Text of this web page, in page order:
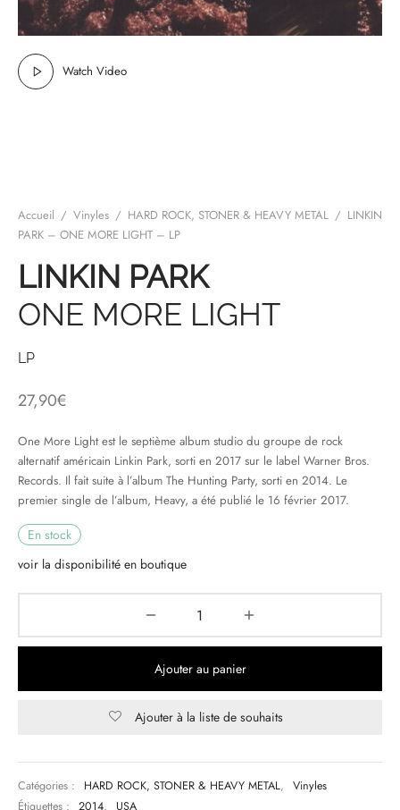
Watch Video
Accueil / Vinyles / HARD ROCK, STONER & HEAVY METAL / LINKIN
PARK – ONE MORE LIGHT – LP
LINKIN PARK
ONE MORE LIGHT
LP
27,90€
One More Light est le septième album studio du groupe de rock
alternatif américain Linkin Park, sorti en 2017 sur le label Warner Bros.
Records. Il fait suite à l’album The Hunting Party, sorti en 2014. Le
premier single de l’album, Heavy, a été publié le 16 février 2017.
En stock
voir la disponibilité en boutique
Ajouter au panier
Ajouter à la liste de souhaits
Catégories : HARD ROCK, STONER & HEAVY METAL,
Vinyles
Phono
Casques
& MINIMALISTE
NEW WAVE
BUT CHIC
ROCK, STONER & HEAVY METAL
ELECTRONIQUES
HIP-HOP
DU MONDE
2026
DU 30/10/2026
SKA